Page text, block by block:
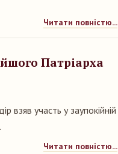
Читати повністю...
Патріарха
взяв участь у заупокійній
Читати повністю...